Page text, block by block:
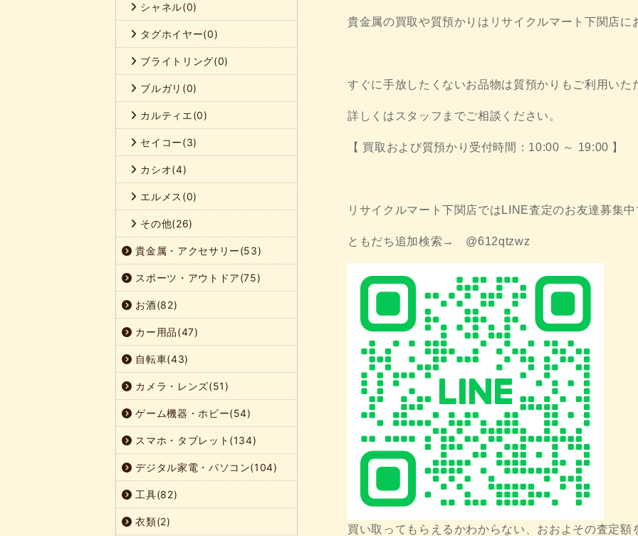
貴金属の買取や質預かりはリサイクルマート下関店に
すぐに手放したくないお品物は質預かりもご利用いた
詳しくはスタッフまでご相談ください。
【 買取および質預かり受付時間：10:00 ～ 19:00 】
リサイクルマート下関店ではLINE査定のお友達募集
ともだち追加検索→ @612qtzwz
買い取ってもらえるかわからない、おおよその査定額
シャネル(0)
タグホイヤー(0)
ブライトリング(0)
ブルガリ(0)
カルティエ(0)
セイコー(3)
カシオ(4)
エルメス(0)
その他(26)
貴金属・アクセサリー(53)
スポーツ・アウトドア(75)
お酒(82)
カー用品(47)
自転車(43)
カメラ・レンズ(51)
ゲーム機器・ホビー(54)
スマホ・タブレット(134)
デジタル家電・パソコン(104)
工具(82)
衣類(2)